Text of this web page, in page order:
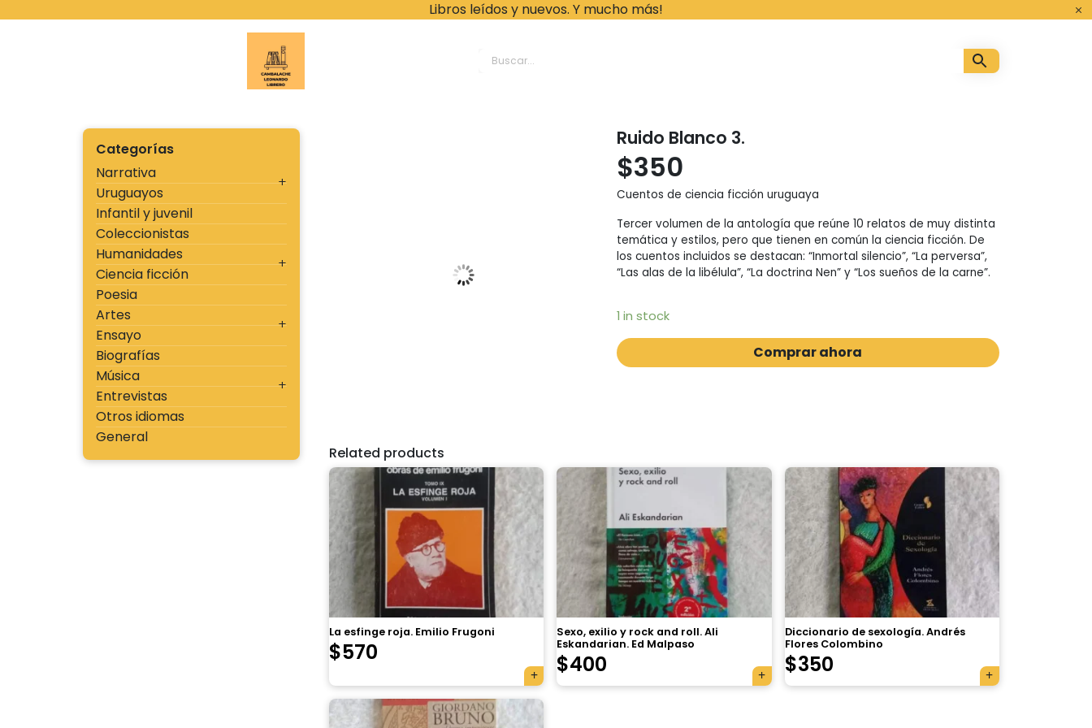
Libros leídos y nuevos. Y mucho más!
Categorías
Narrativa
Uruguayos
Infantil y juvenil
Coleccionistas
Humanidades
Ciencia ficción
Poesia
Artes
Ensayo
Biografías
Música
Entrevistas
Otros idiomas
General
Ruido Blanco 3.
$350
Cuentos de ciencia ficción uruguaya
Tercer volumen de la antología que reúne 10 relatos de muy distinta
temática y estilos, pero que tienen en común la ciencia ficción. De
los cuentos incluidos se destacan: “Inmortal silencio”, “La perversa”,
“Las alas de la libélula”, “La doctrina Nen” y “Los sueños de la carne”.
1 in stock
Comprar ahora
Related products
La esfinge roja. Emilio Frugoni
$570
Sexo, exilio y rock and roll. Ali
Eskandarian. Ed Malpaso
$400
Diccionario de sexología. Andrés
Flores Colombino
$350